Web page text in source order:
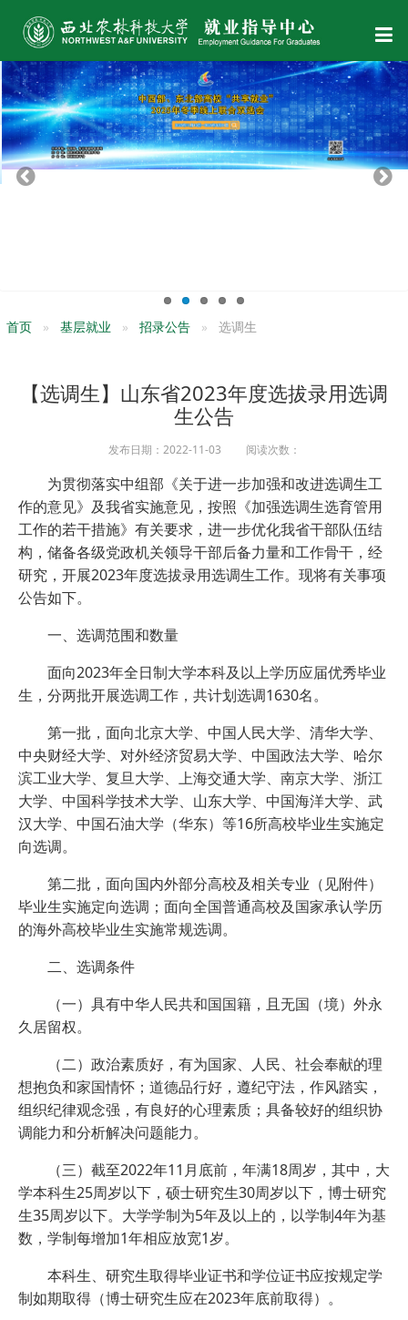
首页 基层就业 招录公告 选调生
【选调生】山东省2023年度选拔录用选调
生公告
发布日期：2022-11-03 阅读次数：
为贯彻落实中组部《关于进一步加强和改进选调生工
作的意见》及我省实施意见，按照《加强选调生选育管用
工作的若干措施》有关要求，进一步优化我省干部队伍结
构，储备各级党政机关领导干部后备力量和工作骨干，经
研究，开展2023年度选拔录用选调生工作。现将有关事项
公告如下。
一、选调范围和数量
面向2023年全日制大学本科及以上学历应届优秀毕业
生，分两批开展选调工作，共计划选调1630名。
第一批，面向北京大学、中国人民大学、清华大学、
中央财经大学、对外经济贸易大学、中国政法大学、哈尔
滨工业大学、复旦大学、上海交通大学、南京大学、浙江
大学、中国科学技术大学、山东大学、中国海洋大学、武
汉大学、中国石油大学（华东）等16所高校毕业生实施定
向选调。
第二批，面向国内外部分高校及相关专业（见附件）
毕业生实施定向选调；面向全国普通高校及国家承认学历
的海外高校毕业生实施常规选调。
二、选调条件
（一）具有中华人民共和国国籍，且无国（境）外永
久居留权。
（二）政治素质好，有为国家、人民、社会奉献的理
想抱负和家国情怀；道德品行好，遵纪守法，作风踏实，
组织纪律观念强，有良好的心理素质；具备较好的组织协
调能力和分析解决问题能力。
（三）截至2022年11月底前，年满18周岁，其中，大
学本科生25周岁以下，硕士研究生30周岁以下，博士研究
生35周岁以下。大学学制为5年及以上的，以学制4年为基
数，学制每增加1年相应放宽1岁。
本科生、研究生取得毕业证书和学位证书应按规定学
制如期取得（博士研究生应在2023年底前取得）。